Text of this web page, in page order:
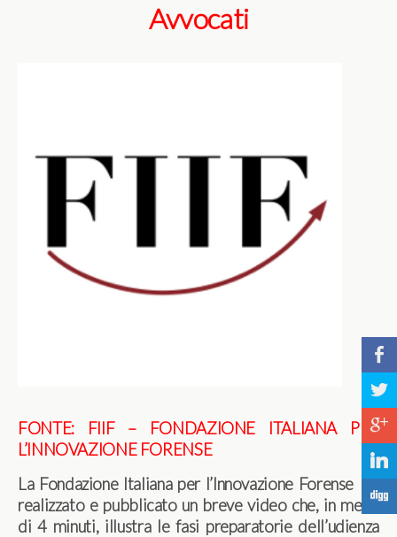
Avvocati
FONTE: FIIF – FONDAZIONE ITALIANA PER
L’INNOVAZIONE FORENSE
La Fondazione Italiana per l’Innovazione Forense ha
realizzato e pubblicato un breve video che, in meno
di 4 minuti, illustra le fasi preparatorie dell’udienza
b
a
c
j
F